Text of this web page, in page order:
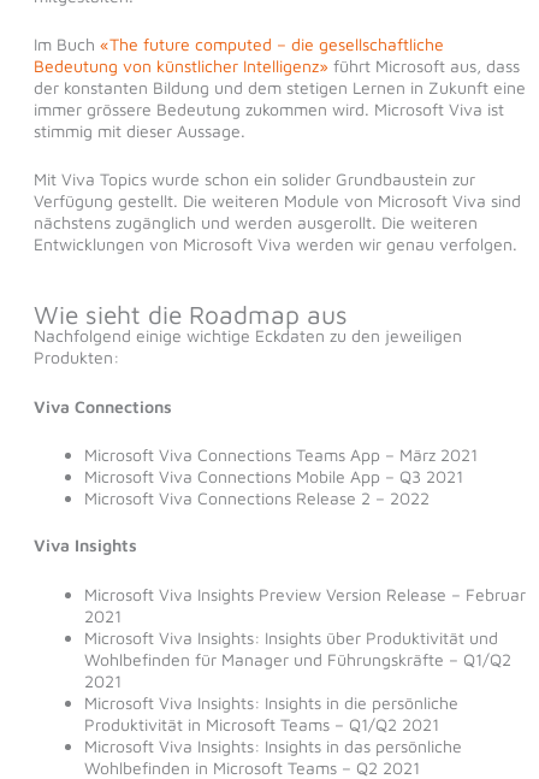
Im Buch «The future computed – die gesellschaftliche
Bedeutung von künstlicher Intelligenz»führt Microsoft aus, dass
der konstanten Bildung und dem stetigen Lernen in Zukunft eine
immer grössere Bedeutung zukommen wird. Microsoft Viva ist
stimmig mit dieser Aussage.
Mit Viva Topics wurde schon ein solider Grundbaustein zur
Verfügung gestellt. Die weiteren Module von Microsoft Viva sind
nächstens zugänglich und werden ausgerollt. Die weiteren
Entwicklungen von Microsoft Viva werden wir genau verfolgen.
Wie sieht die Roadmap aus
Nachfolgend einige wichtige Eckdaten zu den jeweiligen
Produkten:
Viva Connections
Microsoft Viva Connections Teams App – März 2021
Microsoft Viva Connections Mobile App – Q3 2021
Microsoft Viva Connections Release 2 – 2022
Viva Insights
Microsoft Viva Insights Preview Version Release – Februar
2021
Microsoft Viva Insights: Insights über Produktivität und
Wohlbefinden für Manager und Führungskräfte – Q1/Q2
2021
Microsoft Viva Insights: Insights in die persönliche
Produktivität in Microsoft Teams – Q1/Q2 2021
Microsoft Viva Insights: Insights in das persönliche
Wohlbefinden in Microsoft Teams – Q2 2021